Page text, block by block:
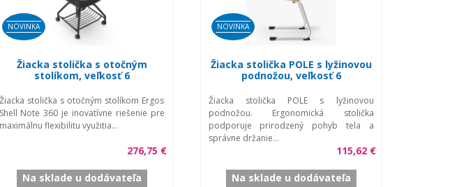
NOVINKA
Žiacka stolička s otočným
stolíkom, veľkosť 6
Žiacka stolička s otočným stolíkom Ergos
Shell Note 360 je inovatívne riešenie pre
maximálnu flexibilitu využitia...
276,75 €
Na sklade u dodávateľa
NOVINKA
Žiacka stolička POLE s lyžinovou
podnožou, veľkosť 6
Žiacka stolička POLE s lyžinovou
podnožou. Ergonomická stolička
podporuje prirodzený pohyb tela a
správne držanie...
115,62 €
Na sklade u dodávateľa